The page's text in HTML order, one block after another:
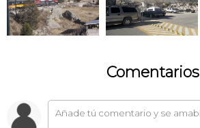
Comentarios